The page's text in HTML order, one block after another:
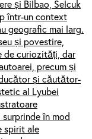
și Bilbao, Selcuk
într-un context
geografic mai larg.
și povestire,
de curiozități, dar
precum și
și căutător-
al Lyubei
în mod
spirit ale